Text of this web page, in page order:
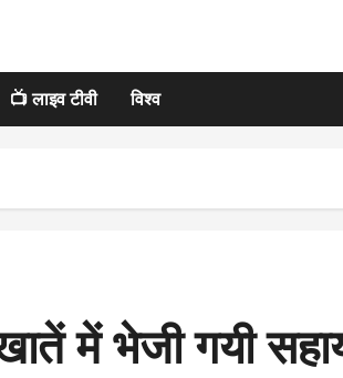
📺 लाइव टीवी विश्व
में भेजी गयी